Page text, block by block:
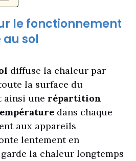
le fonctionnement
sol
diffuse la chaleur par
la surface du
ainsi une répartition
dans chaque
aux appareils
lentement en
la chaleur longtemps